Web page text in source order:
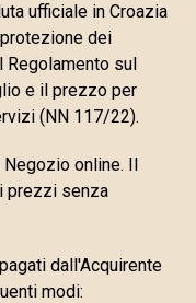
ufficiale in Croazia
dei
Regolamento sul
e il prezzo per
(NN 117/22).
online. Il
prezzi senza
dall'Acquirente
modi: